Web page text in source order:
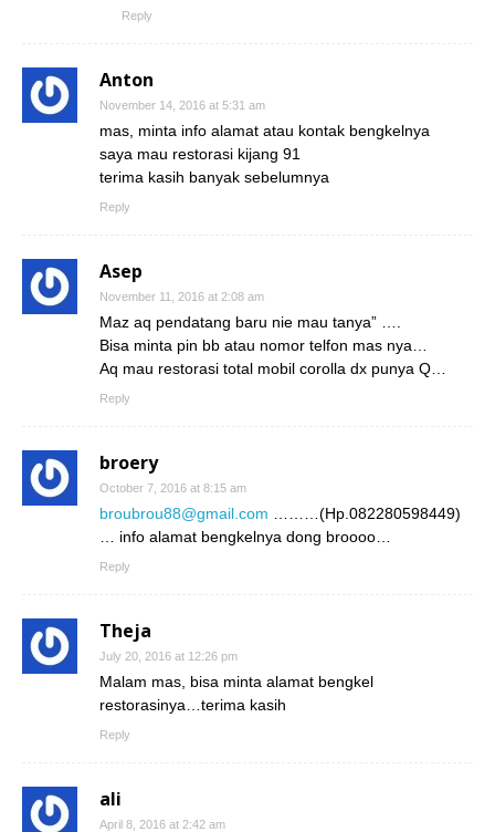
Reply
Anton
November 14, 2016 at 5:31 am
mas, minta info alamat atau kontak bengkelnya
saya mau restorasi kijang 91
terima kasih banyak sebelumnya
Reply
Asep
November 11, 2016 at 2:08 am
Maz aq pendatang baru nie mau tanya” ….
Bisa minta pin bb atau nomor telfon mas nya…
Aq mau restorasi total mobil corolla dx punya Q…
Reply
broery
October 7, 2016 at 8:15 am
broubrou88@gmail.com ………(Hp.082280598449)
… info alamat bengkelnya dong broooo…
Reply
Theja
July 20, 2016 at 12:26 pm
Malam mas, bisa minta alamat bengkel
restorasinya…terima kasih
Reply
ali
April 8, 2016 at 2:42 am